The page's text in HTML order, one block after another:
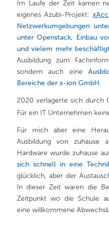
Im Laufe der Zeit kamen
eigenes Azubi-Projekt:
Netzwerkumgebungen
unter Openstack, Einbau
und vielem mehr
Ausbildung zum
sondern auch eine
Bereiche der x-ion GmbH.
2020 verlagerte sich durch
Für ein IT Unternehmen
Für mich aber eine
Ausbildung von zuhause
Hardware wurde zuhause
sich schnell in eine
glücklich, aber der
In dieser Zeit waren die
Zeitpunkt wo die Schule
eine willkommene